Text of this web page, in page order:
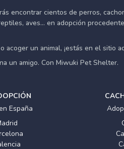
encontrar cientos de perros,
aves... en adopción
acoger un animal, ¡estás en el sitio
un amigo. Con Miwuki Pet Shelter.
España